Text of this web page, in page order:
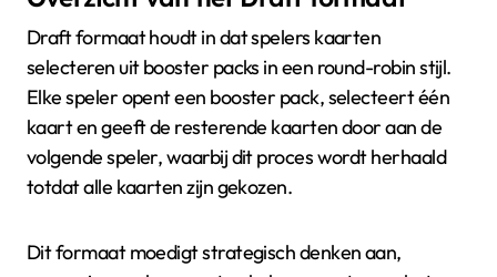
Draft formaat houdt in dat spelers kaarten
selecteren uit booster packs in een round-robin stijl.
Elke speler opent een booster pack, selecteert één
kaart en geeft de resterende kaarten door aan de
volgende speler, waarbij dit proces wordt herhaald
totdat alle kaarten zijn gekozen.
Dit formaat moedigt strategisch denken aan,